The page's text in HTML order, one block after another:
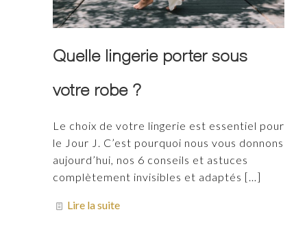
Quelle lingerie porter sous
votre robe ?
Le choix de votre lingerie est essentiel pour
le Jour J. C’est pourquoi nous vous donnons
aujourd’hui, nos 6 conseils et astuces
complètement invisibles et adaptés […]
Lire la suite